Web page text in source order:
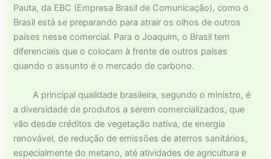
Pauta, da EBC (Empresa Brasil de Comunicação), como o
Brasil está se preparando para atrair os olhos de outros
países nesse comercial. Para o Joaquim, o Brasil tem
diferenciais que o colocam à frente de outros países
quando o assunto é o mercado de carbono.
A principal qualidade brasileira, segundo o ministro, é
a diversidade de produtos a serem comercializados, que
vão desde créditos de vegetação nativa, de energia
renovável, de redução de emissões de aterros sanitários,
especialmente do metano, até atividades de agricultura e